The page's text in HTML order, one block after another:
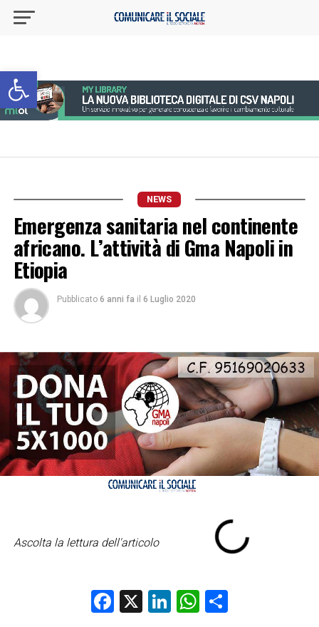
Apri la barra degli strumenti
NEWS
Emergenza sanitaria nel continente
africano. L’attività di Gma Napoli in
Etiopia
Pubblicato 6 anni fa il 6 Luglio 2020
Ascolta la lettura dell'articolo
Facebook
X LinkedIn
WhatsApp
Condividi